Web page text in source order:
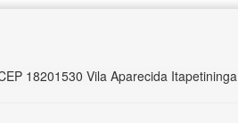
18201530 Vila Aparecida Itapetininga